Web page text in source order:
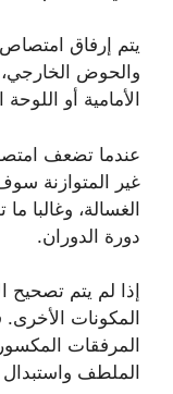
يتم إرفاق
والحوض
الأمامية أو
عندما تضعف
غير المتوازنة
الغسالة، وغالبا
دورة الدوران.
إذا لم يتم
المكونات
المرفقات
الملطف واستبدال